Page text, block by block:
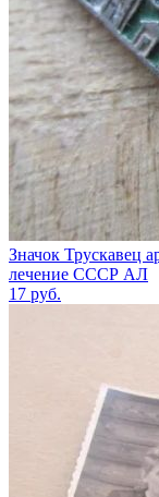
Значок Трускавец
лечение СССР АЛ
17 руб.